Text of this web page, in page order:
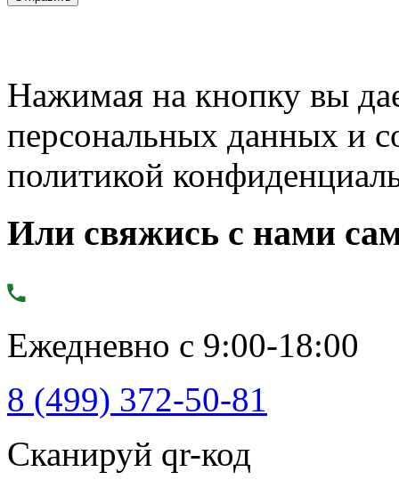
Нажимая на кнопку вы
персональных данных и
политикой
Или свяжись с нами
Ежедневно с 9:00-18:00
8 (499) 372-50-81
Сканируй qr-код